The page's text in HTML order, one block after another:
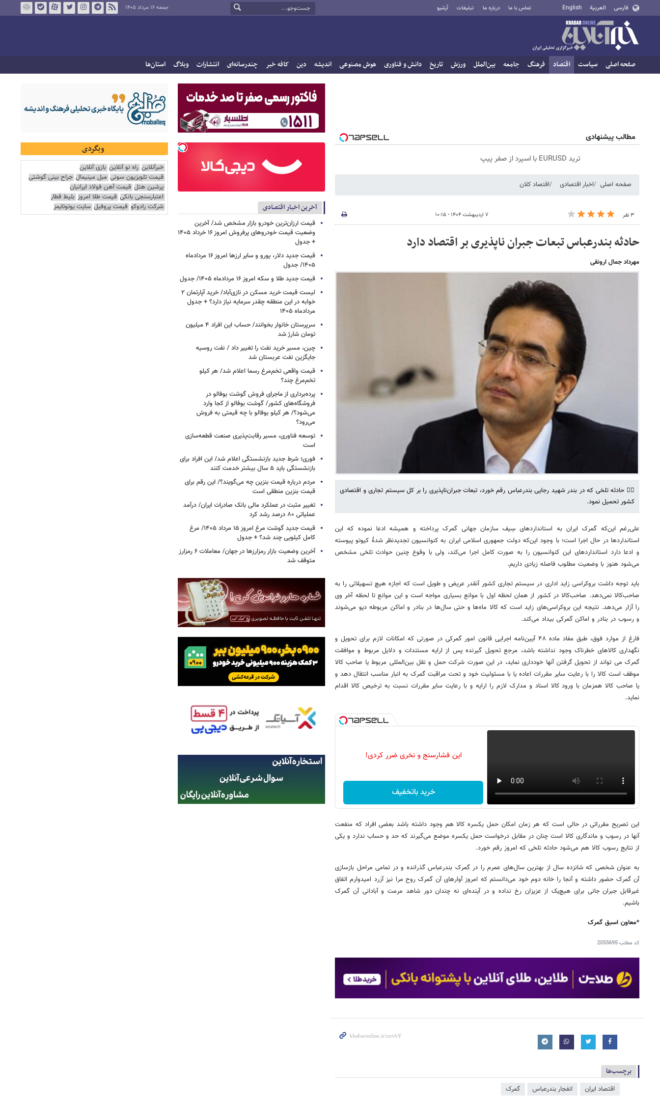
فارسی العربية English تماس با ما درباره ما تبلیغات آرشیو جمعه ۱۶ مرداد ۱۴۰۵
صفحه اصلی سیاست اقتصاد فرهنگ جامعه بین‌الملل ورزش تاریخ دانش و فناوری هوش مصنوعی اندیشه دین کافه خبر چندرسانه‌ای انتشارات وبلاگ استان‌ها
مطالب پیشنهادی
ترید EURUSD با اسپرد از صفر پیپ
صفحه اصلی اخبار اقتصادی اقتصاد کلان
۳ نفر ۷ اردیبهشت ۱۴۰۴ - ۱۰:۱۵
حادثه بندرعباس تبعات جبران ناپذیری بر اقتصاد دارد
مهرداد جمال ارونقی
✍🏻 حادثه تلخی که در بندر شهید رجایی بندرعباس رقم خورد، تبعات جبران‌ناپذیری را بر کل سیستم تجاری و اقتصادی
کشور تحمیل نمود.
علی‌رغم این‌که گمرک ایران به استانداردهای سِیف سازمان جهانی گمرک پرداخته و همیشه ادعا نموده که این
استانداردها در حال اجرا است؛ با وجود این‌که دولت جمهوری اسلامی ایران به کنوانسیون تجدیدنظر شدهٔ کیوتو پیوسته
و ادعا دارد استانداردهای این کنوانسیون را به صورت کامل اجرا می‌کند، ولی با وقوع چنین حوادث تلخی مشخص
می‌شود هنوز با وضعیت مطلوب فاصله زیادی داریم.
باید توجه داشت بروکراسی زاید اداری در سیستم تجاری کشور آنقدر عریض و طویل است که اجازه هیچ تسهیلاتی را به
صاحب‌کالا نمی‌دهد. صاحب‌کالا در کشور از همان لحظه اول با موانع بسیاری مواجه است و این موانع تا لحظه آخر وی
را آزار می‌دهد. نتیجه این بروکراسی‌های زاید است که کالا ماه‌ها و حتی‌ سال‌ها در بنادر و اماکن مربوطه دپو می‌شوند
و رسوب در بنادر و اماکن گمرکی بیداد می‌کند.
فارغ از موارد فوق، طبق مفاد ماده ۴۸ آیین‌نامه اجرایی قانون امور گمرکی در صورتی که امکانات لازم برای تحویل و
نگهداری کالاهای خطرناک وجود نداشته باشد، مرجع تحویل ‌گیرنده پس از ارایه مستندات و دلایل مربوط و موافقت
گمرک می‌ تواند از تحویل گرفتن آنها خودداری نماید، در این صورت شرکت حمل و نقل بین‌المللی مربوط یا صاحب کالا
موظف است کالا را با رعایت سایر مقررات اعاده یا با مسئولیت خود و تحت مراقبت گمرک به انبار مناسب انتقال دهد و
یا صاحب کالا همزمان با ورود کالا اسناد و مدارک لازم را ارایه و با رعایت سایر مقررات نسبت به ترخیص کالا اقدام
نماید.
این فشارسنج و نخری ضرر کردی!
خرید باتخفیف
این تصریح مقرراتی در حالی است که هر زمان امکان حمل یکسره کالا هم وجود داشته باشد بعضی افراد که منفعت
آنها در رسوب و ماندگاری کالا است چنان در مقابل درخواست حمل یکسره موضع می‌گیرند که حد و حساب ندارد و یکی
از نتایج رسوب کالا هم می‌شود حادثه تلخی که امروز رقم خورد.
به عنوان شخصی که شانزده سال از بهترین سال‌های عمرم را در گمرک بندرعباس گذرانده‌ و در تمامی مراحل بازسازی
آن گمرک حضور داشته‌ و آنجا را خانه دوم خود می‌دانستم که امروز آوارهای آن گمرک روح مرا نیز آزرد امیدوارم اتفاق
غیرقابل جبران جانی برای هیچ‌یک از عزیزان رخ نداده و در آینده‌ای نه چندان دور شاهد مرمت و آبادانی آن گمرک
باشیم.
*معاون اسبق گمرک
کد مطلب2055695
برچسب‌ها
اقتصاد ایران انفجار بندرعباس گمرک
آخرین اخبار اقتصادی
قیمت ارزان‌ترین خودرو بازار مشخص شد/ آخرین
وضعیت قیمت خودروهای پرفروش امروز ۱۶ خرداد ۱۴۰۵
+ جدول
قیمت جدید دلار، یورو و سایر ارزها امروز ۱۶ مردادماه
۱۴۰۵/ جدول
قیمت جدید طلا و سکه امروز ۱۶ مردادماه ۱۴۰۵/ جدول
لیست قیمت خرید مسکن در نازی‌آباد/ خرید آپارتمان ۲
خوابه در این منطقه چقدر سرمایه نیاز دارد؟ + جدول
مردادماه ۱۴۰۵
سرپرستان خانوار بخوانند/ حساب این افراد ۴ میلیون
تومان شارژ شد
چین، مسیر خرید نفت را تغییر داد / نفت روسیه
جایگزین نفت عربستان شد
قیمت واقعی تخم‌مرغ رسما اعلام شد/ هر کیلو
تخم‌مرغ چند؟
پرده‌برداری از ماجرای فروش گوشت بوفالو در
فروشگاه‌های کشور/ گوشت بوفالو از کجا وارد
می‌شود؟/ هر کیلو بوفالو با چه قیمتی به فروش
می‌رود؟
توسعه فناوری، مسیر رقابت‌پذیری صنعت قطعه‌سازی
است
فوری؛ شرط جدید بازنشستگی اعلام شد/ این افراد برای
بازنشستگی باید ۵ سال بیشتر خدمت کنند
مردم درباره قیمت بنزین چه می‌گویند؟/ این رقم برای
قیمت بنزین منطقی است
تغییر مثبت در عملکرد مالی بانک صادرات ایران/ درآمد
عملیاتی ۸۰ درصد رشد کرد
قیمت جدید گوشت مرغ امروز ۱۵ مرداد ۱۴۰۵/ مرغ
کامل کیلویی چند شد؟ + جدول
آخرین وضعیت بازار رمزارزها در جهان/ معاملات ۶ رمزارز
متوقف شد
وبگردی
خبرآنلاین راه نو آنلاین بازی آنلاین
قیمت تلویزیون سونی مبل مینیمال جراح بینی گوشتی
پرشین هتل قیمت آهن فولاد ایرانیان
اعتبارسنجی بانکی قیمت طلا امروز بلیط قطار
شرکت رادوکو قیمت پروفیل سایت یوتوتایمز